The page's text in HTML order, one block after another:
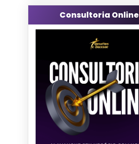
Consultoria Online